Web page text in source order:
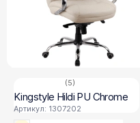
(5)
Kingstyle Hildi PU Chrome
Артикул: 1307202